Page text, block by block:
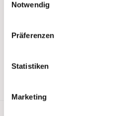
Notwendig
Präferenzen
Statistiken
Marketing